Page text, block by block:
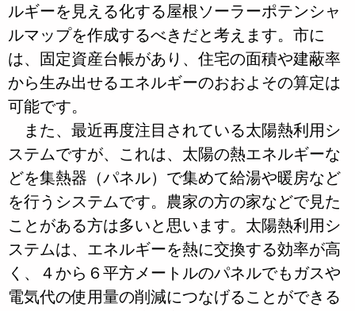
ルギーを見える化する屋根ソーラーポテンシャ
ルマップを作成するべきだと考えます。市に
は、固定資産台帳があり、住宅の面積や建蔽率
から生み出せるエネルギーのおおよその算定は
可能です。
また、最近再度注目されている太陽熱利用シ
ステムですが、これは、太陽の熱エネルギーな
どを集熱器（パネル）で集めて給湯や暖房など
を行うシステムです。農家の方の家などで見た
ことがある方は多いと思います。太陽熱利用シ
ステムは、エネルギーを熱に交換する効率が高
く、４から６平方メートルのパネルでもガスや
電気代の使用量の削減につなげることができる